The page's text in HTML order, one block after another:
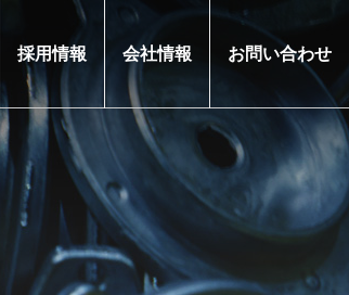
採用情報 会社情報 お問い合わせ